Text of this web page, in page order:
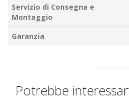
Servizio di Consegna e
Montaggio
Garanzia
Potrebbe